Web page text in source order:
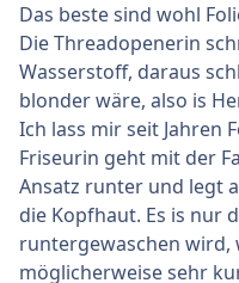
Das beste sind wohl
Die Threadopenerin
Wasserstoff, daraus
blonder wäre, also is
Ich lass mir seit Jahren
Friseurin geht mit der
Ansatz runter und legt
die Kopfhaut. Es is nur
runtergewaschen wird,
möglicherweise sehr